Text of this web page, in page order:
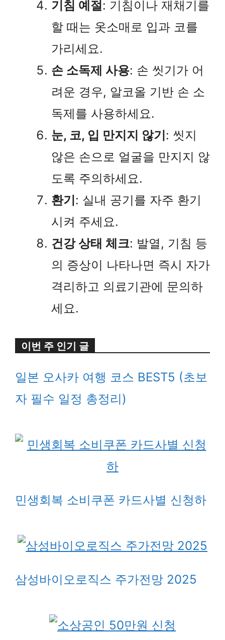
기침 예절 : 기침이나 재채기를
할 때는 옷소매로 입과 코를
가리세요.
손 소독제 사용: 손 씻기가 어
려운 경우, 알코올 기반 손 소
독제를 사용하세요.
눈, 코, 입 만지지 않기: 씻지
않은 손으로 얼굴을 만지지 않
도록 주의하세요.
환기: 실내 공기를 자주 환기
시켜 주세요.
건강 상태 체크: 발열, 기침 등
의 증상이 나타나면 즉시 자가
격리하고 의료기관에 문의하
세요.
이번 주 인기 글
일본 오사카 여행 코스 BEST5 (초보
자 필수 일정 총정리)
민생회복 소비쿠폰 카드사별 신청하
삼성바이오로직스 주가전망 2025